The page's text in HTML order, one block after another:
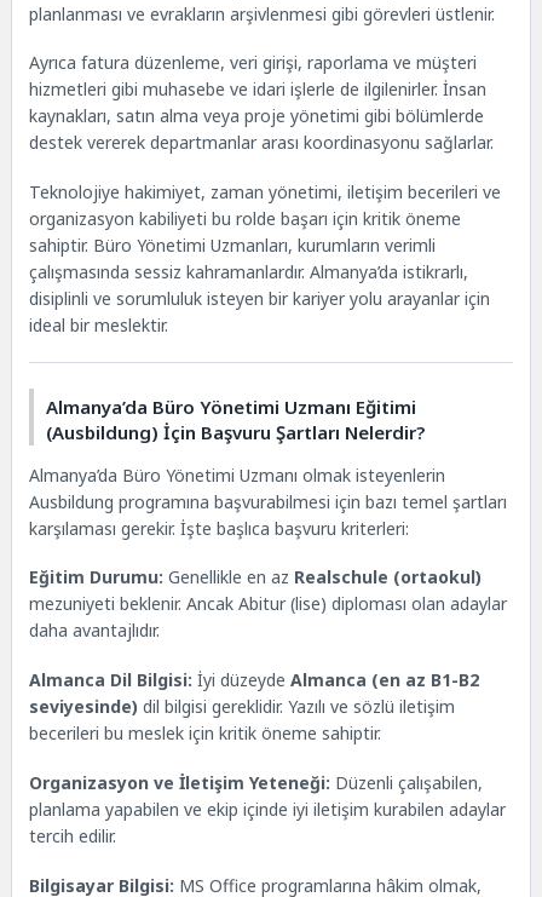
planlanması ve evrakların arşivlenmesi gibi görevleri üstlenir.
Ayrıca fatura düzenleme, veri girişi, raporlama ve müşteri
hizmetleri gibi muhasebe ve idari işlerle de ilgilenirler. İnsan
kaynakları, satın alma veya proje yönetimi gibi bölümlerde
destek vererek departmanlar arası koordinasyonu sağlarlar.
Teknolojiye hakimiyet, zaman yönetimi, iletişim becerileri ve
organizasyon kabiliyeti bu rolde başarı için kritik öneme
sahiptir. Büro Yönetimi Uzmanları, kurumların verimli
çalışmasında sessiz kahramanlardır. Almanya’da istikrarlı,
disiplinli ve sorumluluk isteyen bir kariyer yolu arayanlar için
ideal bir meslektir.
Almanya’da Büro Yönetimi Uzmanı Eğitimi
(Ausbildung) İçin Başvuru Şartları Nelerdir?
Almanya’da Büro Yönetimi Uzmanı olmak isteyenlerin
Ausbildung programına başvurabilmesi için bazı temel şartları
karşılaması gerekir. İşte başlıca başvuru kriterleri:
Eğitim Durumu: Genellikle en az Realschule (ortaokul)
mezuniyeti beklenir. Ancak Abitur (lise) diploması olan adaylar
daha avantajlıdır.
Almanca Dil Bilgisi: İyi düzeydeAlmanca (en az B1-B2
seviyesinde) dil bilgisi gereklidir. Yazılı ve sözlü iletişim
becerileri bu meslek için kritik öneme sahiptir.
Organizasyon ve İletişim Yeteneği: Düzenli çalışabilen,
planlama yapabilen ve ekip içinde iyi iletişim kurabilen adaylar
tercih edilir.
Bilgisayar Bilgisi: MS Office programlarına hâkim olmak,